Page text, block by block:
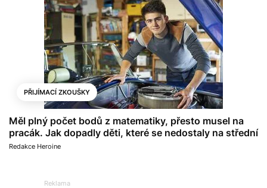
PŘIJÍMACÍ ZKOUŠKY
Měl plný počet bodů z matematiky, přesto musel na
pracák. Jak dopadly děti, které se nedostaly na střední
Redakce Heroine